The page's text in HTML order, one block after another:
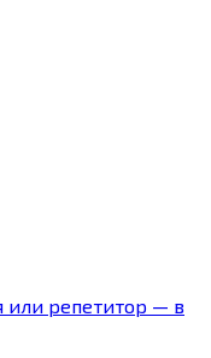
или репетитор — в